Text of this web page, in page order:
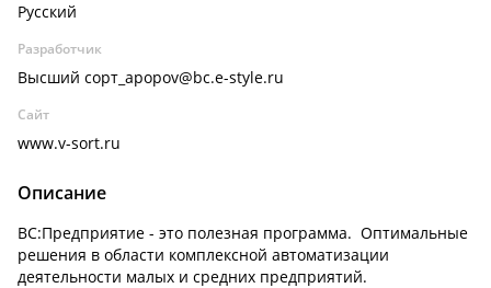
Русский
Разработчик
Высший сорт_apopov@bc.e-style.ru
Сайт
www.v-sort.ru
Описание
ВС:Предприятие - это полезная программа. Оптимальные
решения в области комплексной автоматизации
деятельности малых и средних предприятий.